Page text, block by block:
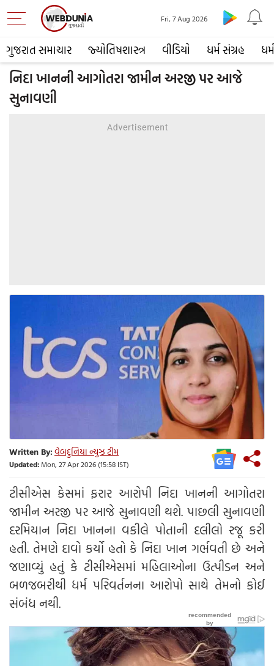
ગુજરાત સમાચાર જ્યોતિષશાસ્ત્ર વીડિયો ધર્મ સંગ્રહ ધર્મ
Fri, 7 Aug 2026
નિદા ખાનની આગોતરા જામીન અરજી પર આજે
સુનાવણી
Written By:વેબદુનિયા ન્યુઝ ટીમ
Updated:Mon, 27 Apr 2026 (15:58 IST)
ટીસીએસ કેસમાં ફરાર આરોપી નિદા ખાનની આગોતરા
જામીન અરજી પર આજે સુનાવણી થશે. પાછલી સુનાવણી
દરમિયાન નિદા ખાનના વકીલે પોતાની દલીલો રજૂ કરી
હતી. તેમણે દાવો કર્યો હતો કે નિદા ખાન ગર્ભવતી છે અને
જણાવ્યું હતું કે ટીસીએસમાં મહિલાઓના ઉત્પીડન અને
બળજબરીથી ધર્મ પરિવર્તનના આરોપો સાથે તેમનો કોઈ
સંબંધ નથી.